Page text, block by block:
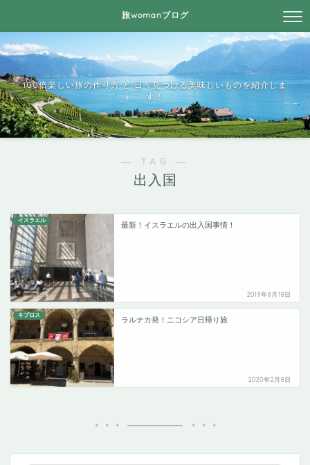
旅womanブログ
100倍楽しい旅の作り方 と 日々見つける美味しいものを紹介しま
す！
― TAG ―
出入国
イスラエル
最新！イスラエルの出入国事情！
2019年8月18日
キプロス
ラルナカ発！ニコシア日帰り旅
2020年2月8日